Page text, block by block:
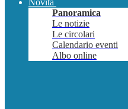
Novità
Panoramica
Le notizie
Le circolari
Calendario eventi
Albo online